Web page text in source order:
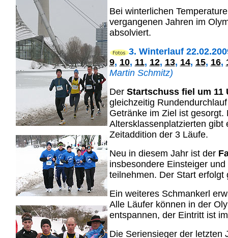
Bei winterlichen
vergangenen Jahren im
absolviert.
3. Winterlauf
9, 10, 11, 12, 13, 14, 15, 16,
Martin Schmitz)
Der Startschuss fiel um 11
gleichzeitig
Getränke im Ziel ist gesorgt.
Altersklassenplatzierten gibt
Zeitaddition der 3 Läufe.
Neu in diesem Jahr ist der
insbesondere Einsteiger
teilnehmen. Der Start
Ein weiteres Schmankerl
Alle Läufer können in der
entspannen, der Eintritt ist
Die Seriensieger der letzten